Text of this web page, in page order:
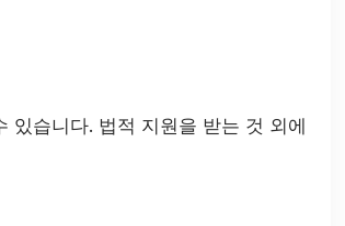
있습니다. 법적 지원을 받는 것 외에